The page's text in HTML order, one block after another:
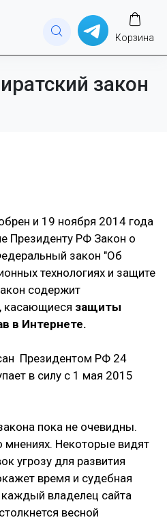
Корзина
закон
и 19 ноября 2014 года
Президенту РФ Закон о
закон "Об
технологиях и защите
содержит
касающиеся защиты
в Интернете.
Президентом РФ 24
в силу с 1 мая 2015
пока не очевидны.
мнениях. Некоторые видят
угрозу для развития
время и судебная
каждый владелец сайта
весной